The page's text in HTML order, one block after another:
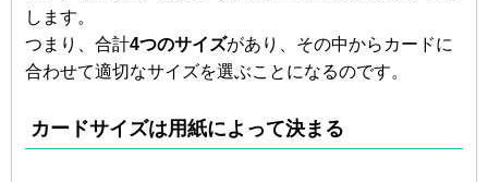
します。
つまり、合計4つのサイズがあり、その中からカードに
合わせて適切なサイズを選ぶことになるのです。
カードサイズは用紙によって決まる